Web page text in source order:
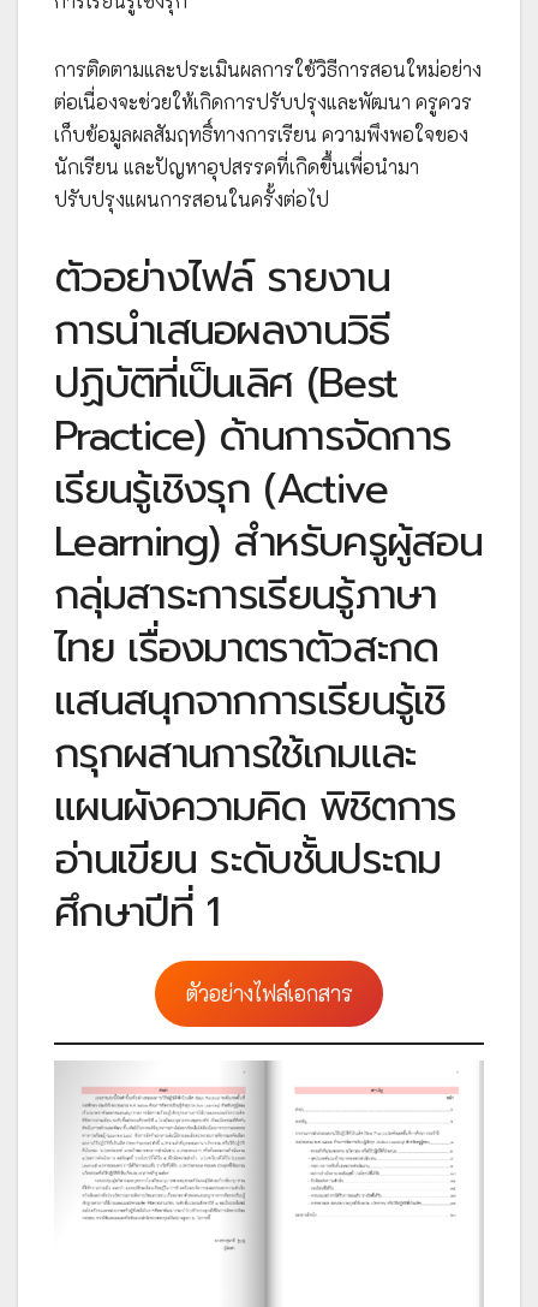
การติดตามและประเมินผลการใช้วิธีการสอนใหม่อย่าง
ต่อเนื่องจะช่วยให้เกิดการปรับปรุงและพัฒนา ครูควร
เก็บข้อมูลผลสัมฤทธิ์ทางการเรียน ความพึงพอใจของ
นักเรียน และปัญหาอุปสรรคที่เกิดขึ้นเพื่อนำมา
ปรับปรุงแผนการสอนในครั้งต่อไป
ตัวอย่างไฟล์ รายงาน
การนำเสนอผลงานวิธี
ปฏิบัติที่เป็นเลิศ (Best
Practice) ด้านการจัดการ
เรียนรู้เชิงรุก (Active
Learning) สำหรับครูผู้สอน
กลุ่มสาระการเรียนรู้ภาษา
ไทย เรื่องมาตราตัวสะกด
แสนสนุกจากการเรียนรู้เชิ
กรุกผสานการใช้เกมและ
แผนผังความคิด พิชิตการ
อ่านเขียน ระดับชั้นประถม
ศึกษาปีที่ 1
ตัวอย่างไฟล์เอกสาร